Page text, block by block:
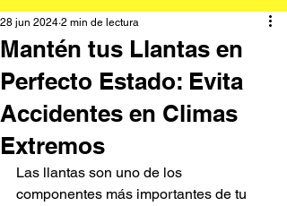
Mantén tus Llantas en
Perfecto Estado: Evita
Accidentes en Climas
Extremos
28 jun 2024 2 min de lectura
Las llantas son uno de los
componentes más importantes de tu